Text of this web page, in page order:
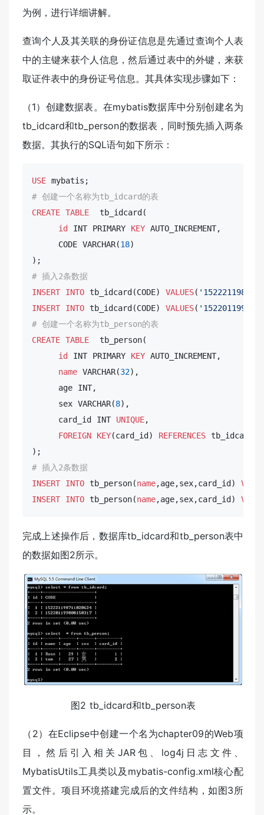
为例，进行详细讲解。
查询个人及其关联的身份证信息是先通过查询个人表
中的主键来获个人信息，然后通过表中的外键，来获
取证件表中的身份证号信息。其具体实现步骤如下：
（1）创建数据表。在mybatis数据库中分别创建名为
tb_idcard和tb_person的数据表，同时预先插入两条
数据。其执行的SQL语句如下所示：
USE
# 创建一个名称为tb_idcard的表
CREATE TABLE
  tb_idcard(
id
INT PRIMARY KEY AUTO_INCREMENT,
     CODE
VARCHAR(18)
# 插入2条数据
INSERT
INTO tb_idcard(CODE) VALUES(
INSERT
INTO tb_idcard(CODE) VALUES(
# 创建一个名称为tb_person的表
CREATE TABLE
  tb_person(
id
INT PRIMARY KEY AUTO_INCREMENT,
name VARCHAR(32),
     age
INT,
     sex
VARCHAR(8),
     card_id
INT UNIQUE,
FOREIGN
KEY(card_id) REFERENCES tb_idcard(
# 插入2条数据
INSERT
INTO tb_person(name,age,sex,card_id)
INSERT
INTO tb_person(name,age,sex,card_id)
完成上述操作后，数据库tb_idcard和tb_person表中
的数据如图2所示。
图2 tb_idcard和tb_person表
（2）在Eclipse中创建一个名为chapter09的Web项
目，然后引入相关JAR包、log4j日志文件、
MybatisUtils工具类以及mybatis-config.xml核心配
置文件。项目环境搭建完成后的文件结构，如图3所
示。